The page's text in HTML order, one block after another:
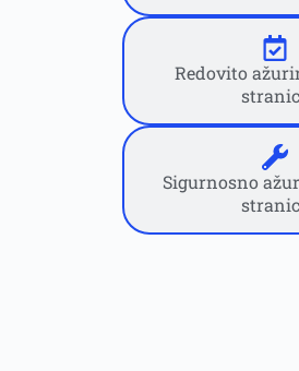
Redovito
Sigurnosno